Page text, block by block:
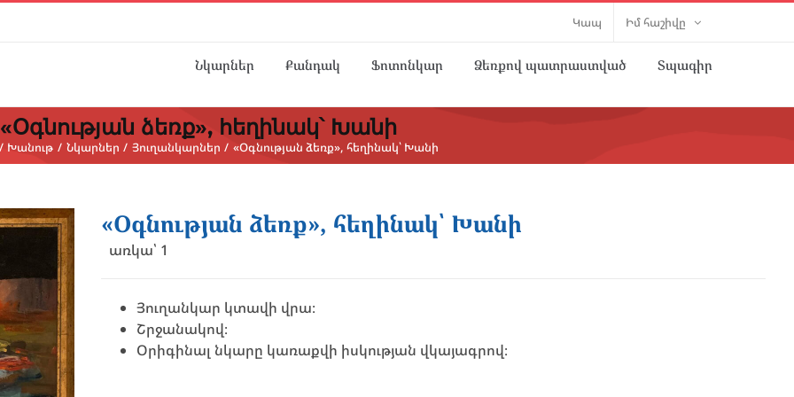
Կապ Իմ հաշիվը
Նկարներ Քանդակ Ֆոտոնկար Ձեռքով պատրաստված Տպագիր
«Օգնության ձեռք», հեղինակ՝ Խանի
Խանութ Նկարներ Յուղանկարներ «Օգնության ձեռք», հեղինակ՝ Խանի
«Օգնության ձեռք», հեղինակ՝ Խանի
առկա՝ 1
Յուղանկար կտավի վրա։
Շրջանակով։
Օրիգինալ նկարը կառաքվի իսկության վկայագրով։